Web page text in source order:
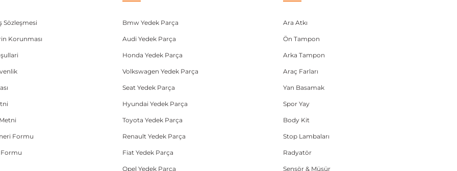
ve kasa tipleri kullanabilmektedir. Sipariş vermeden önce OEM numarası veya şasi numarası ile uyumluluğu kontrol
Sözleşmesi
Korunması
Formu
Formu
Bmw Yedek Parça
Audi Yedek Parça
Honda Yedek Parça
Volkswagen Yedek Parça
Seat Yedek Parça
Hyundai Yedek Parça
Toyota Yedek Parça
Renault Yedek Parça
Fiat Yedek Parça
Opel Yedek Parça
Ara Atkı
Ön Tampon
Arka Tampon
Araç Farları
Yan Basamak
Spor Yay
Body Kit
Stop Lambaları
Radyatör
Sensör & Müşür